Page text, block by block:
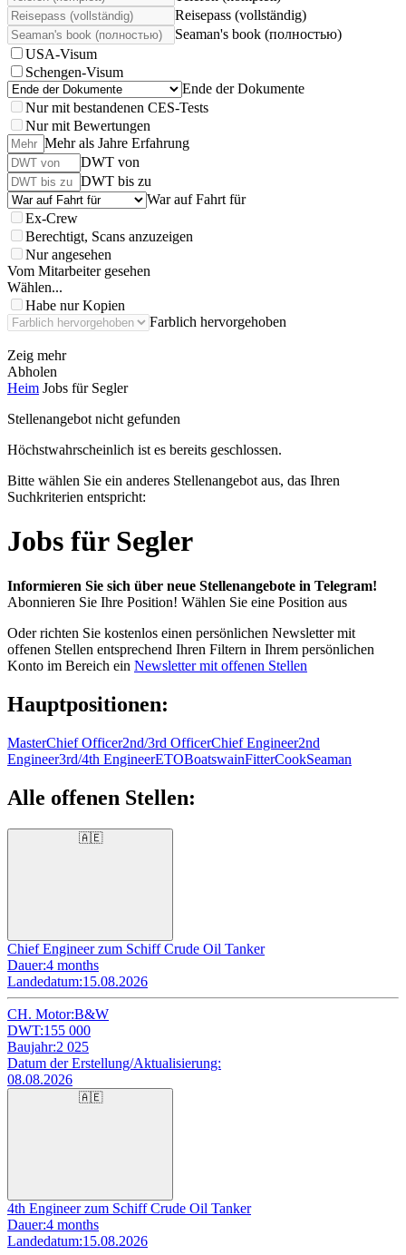
Reisepass (vollständig)
Seaman's book (полностью)
USA-Visum
Schengen-Visum
Ende der Dokumente
Nur mit bestandenen CES-Tests
Nur mit Bewertungen
Mehr als Jahre Erfahrung
DWT von
DWT bis zu
War auf Fahrt für
Ex-Crew
Berechtigt, Scans anzuzeigen
Nur angesehen
Vom Mitarbeiter gesehen
Wählen...
Habe nur Kopien
Farblich hervorgehoben
Zeig mehr
Abholen
Heim Jobs für Segler
Stellenangebot nicht gefunden
Höchstwahrscheinlich ist es bereits geschlossen.
Bitte wählen Sie ein anderes Stellenangebot aus, das Ihren
Suchkriterien entspricht:
Jobs für Segler
Informieren Sie sich über neue Stellenangebote in Telegram!
Abonnieren Sie Ihre Position! Wählen Sie eine Position aus
Oder richten Sie kostenlos einen persönlichen Newsletter mit
offenen Stellen entsprechend Ihren Filtern in Ihrem persönlichen
Konto im Bereich ein Newsletter mit offenen Stellen
Hauptpositionen:
MasterChief Officer2nd/3rd OfficerChief Engineer2nd
Engineer3rd/4th EngineerETOBoatswainFitterCookSeaman
Alle offenen Stellen:
🇦🇪
Chief Engineer zum Schiff Crude Oil Tanker
Dauer:4 months
Landedatum:15.08.2026
CH. Motor:B&W
DWT:155 000
Baujahr:2 025
Datum der Erstellung/Aktualisierung:
08.08.2026
🇦🇪
4th Engineer zum Schiff Crude Oil Tanker
Dauer:4 months
Landedatum:15.08.2026